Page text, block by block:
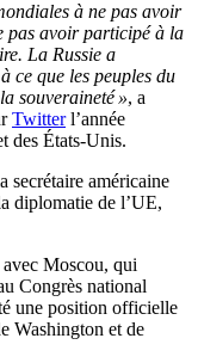
à ne pas avoir
pas avoir participé à la
La Russie a
ce que les peuples du
souveraineté », a
Twitterl’année
des États-Unis.
secrétaire américaine
diplomatie de l’UE,
Moscou, qui
Congrès national
une position officielle
Washington et de